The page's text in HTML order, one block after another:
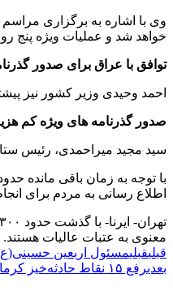
خواهد شد و عملیات ویژه پنج
توافق با عراق برای صدور
احمد وحیدی وزیر کشور نیز
صدور گذرنامه های ویژه کم
سید مجید میراحمدی، رئیس ستاد مرکزی اربعین نیز
با توجه به زمان باقی مانده
اطلاع رسانی به مردم برای
معنوی به عتبات عالیات هستند.
قبلیقبلیمسئول اربعین
بعدیرفع ۱۵ نقاط حادثه‌خیز کرمانشاه در مسیر حرکت زوار اربعین